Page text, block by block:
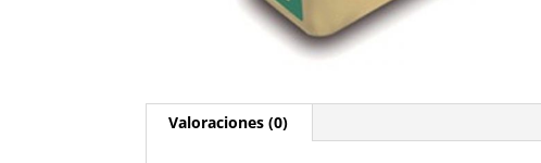
Valoraciones (0)